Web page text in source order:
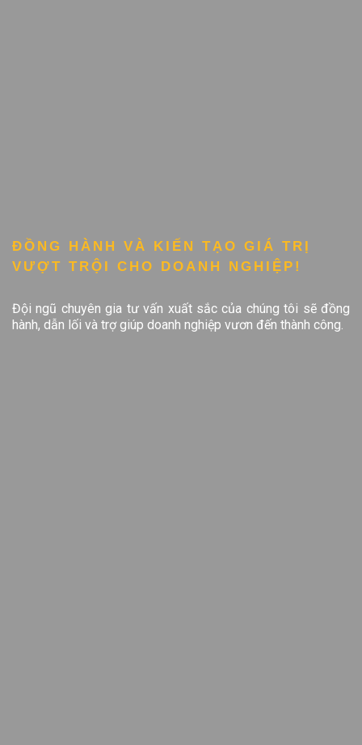
ĐỒNG HÀNH VÀ KIẾN TẠO GIÁ TRỊ
VƯỢT TRỘI CHO DOANH NGHIỆP!
Đội ngũ chuyên gia tư vấn xuất sắc của chúng tôi sẽ đồng
hành, dẫn lối và trợ giúp doanh nghiệp vươn đến thành công.